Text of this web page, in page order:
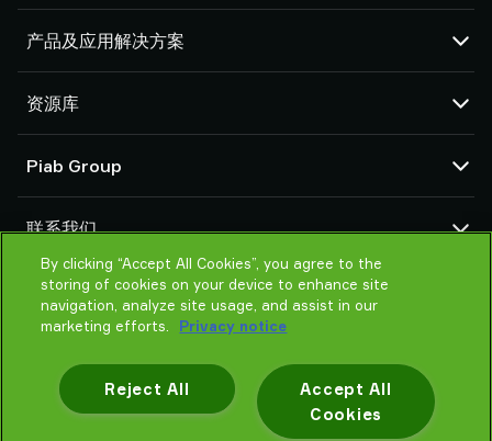
产品及应用解决方案
吸盘和软爪
机器人臂端工具 (EOAT) 部件
机器人和 Cobot 抓取解决方案
系统和解决方案配件
粉末和大颗粒物品真空输送机
资源库
产品在线配置
货物销售通用条款
隐私声明
Piab Group
组织结构
行为准则
Piab 新闻
联系我们
联系我们
找寻Piab 伙伴
常见问题
By clicking “Accept All Cookies”, you agree to the
storing of cookies on your device to enhance site
navigation, analyze site usage, and assist in our
marketing efforts.
Privacy notice
Accept All
Cookies
Reject All